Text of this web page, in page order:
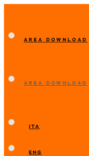
AREA DOWNLOAD
AREA DOWNLOAD
ITA
ENG